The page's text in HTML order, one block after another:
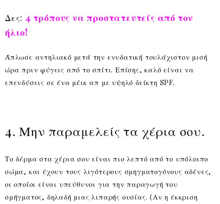
Δες: 4 τρόπους να προστατευτείς από τον
ήλιο!
Άπλωσε αντηλιακό μετά την ενυδατική τουλάχιστον μισή
ώρα πριν φύγεις από το σπίτι. Επίσης, καλό είναι να
επενδύσεις σε ένα μέικ απ με υψηλό δείκτη SPF.
4. Μην παραμελείς τα χέρια σου.
Το δέρμα στα χέρια σου είναι πιο λεπτό από το υπόλοιπο
σώμα, και έχουν τους λιγότερους σμηγματογόνους αδένες,
οι οποίοι είναι υπεύθυνοι για την παραγωγή του
σμήγματος, δηλαδή μιας λιπαρής ουσίας. (Αν η έκκριση